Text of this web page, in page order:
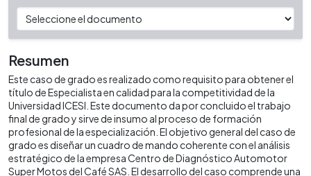
Resumen
Este caso de grado es realizado como requisito para obtener el
título de Especialista en calidad para la competitividad de la
Universidad ICESI. Este documento da por concluido el trabajo
final de grado y sirve de insumo al proceso de formación
profesional de la especialización. El objetivo general del caso de
grado es diseñar un cuadro de mando coherente con el análisis
estratégico de la empresa Centro de Diagnóstico Automotor
Super Motos del Café SAS. El desarrollo del caso comprende una